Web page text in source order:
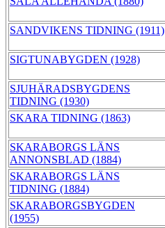
SANDVIKENS TIDNING (1911)
SIGTUNABYGDEN (1928)
SJUHÄRADSBYGDENS
TIDNING (1930)
SKARA TIDNING (1863)
SKARABORGS LÄNS
ANNONSBLAD (1884)
SKARABORGS LÄNS
TIDNING (1884)
SKARABORGSBYGDEN
(1955)